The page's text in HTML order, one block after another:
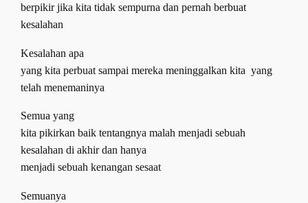
berpikir jika kita tidak sempurna dan pernah berbuat
kesalahan
Kesalahan apa
yang kita perbuat sampai mereka meninggalkan kita yang
telah menemaninya
Semua yang
kita pikirkan baik tentangnya malah menjadi sebuah
kesalahan di akhir dan hanya
menjadi sebuah kenangan sesaat
Semuanya